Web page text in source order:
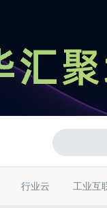
行业云 工业互